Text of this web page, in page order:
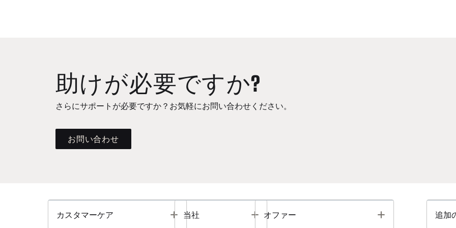
助けが必要ですか?
さらにサポートが必要ですか？お気軽にお問い合わせください。
お問い合わせ
カスタマーケア Toggle
当社 Toggle
オファー Toggle 追加